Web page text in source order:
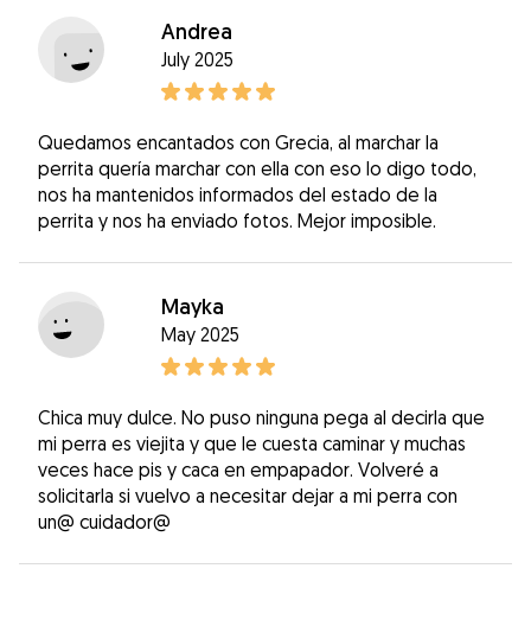
Andrea
July 2025
Quedamos encantados con Grecia, al marchar la
perrita quería marchar con ella con eso lo digo todo,
nos ha mantenidos informados del estado de la
perrita y nos ha enviado fotos. Mejor imposible.
Mayka
May 2025
Chica muy dulce. No puso ninguna pega al decirla que
mi perra es viejita y que le cuesta caminar y muchas
veces hace pis y caca en empapador. Volveré a
solicitarla si vuelvo a necesitar dejar a mi perra con
un@ cuidador@